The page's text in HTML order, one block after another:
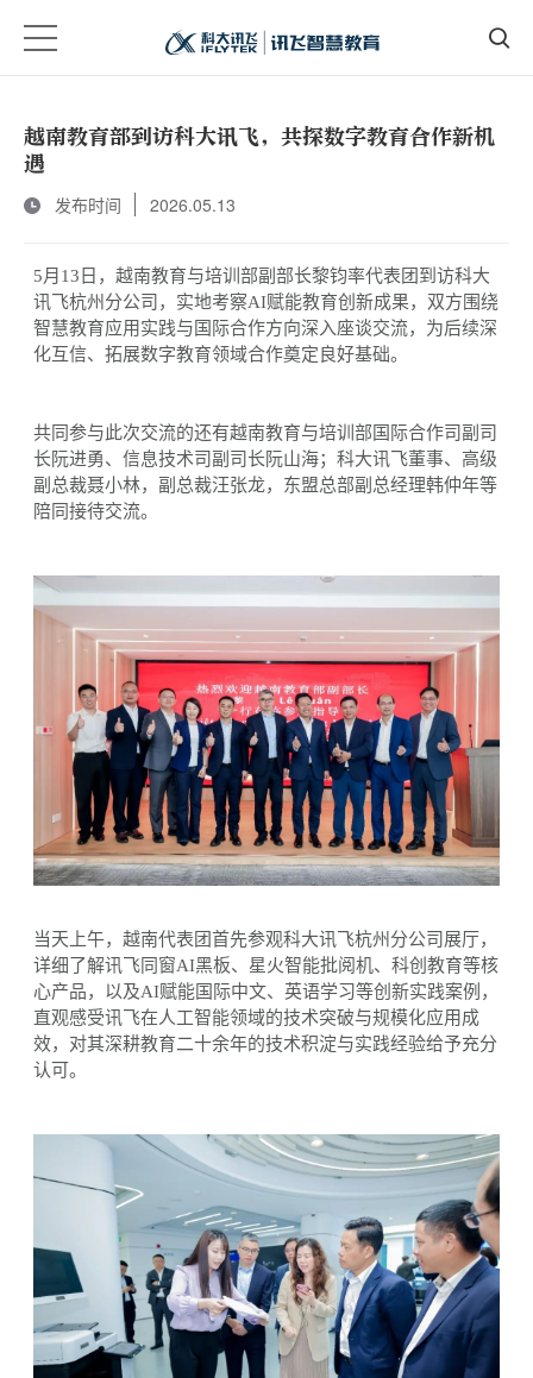
越南教育部到访科大讯飞，共探数字教育合作新机
遇
发布时间 2026.05.13
5月13日，越南教育与培训部副部长黎钧率代表团到访科大
讯飞杭州分公司，实地考察AI赋能教育创新成果，双方围绕
智慧教育应用实践与国际合作方向深入座谈交流，为后续深
化互信、拓展数字教育领域合作奠定良好基础。
共同参与此次交流的还有越南教育与培训部国际合作司副司
长阮进勇、信息技术司副司长阮山海；科大讯飞董事、高级
副总裁聂小林，副总裁汪张龙，东盟总部副总经理韩仲年等
陪同接待交流。
当天上午，越南代表团首先参观科大讯飞杭州分公司展厅，
详细了解讯飞同窗AI黑板、星火智能批阅机、科创教育等核
心产品，以及AI赋能国际中文、英语学习等创新实践案例，
直观感受讯飞在人工智能领域的技术突破与规模化应用成
效，对其深耕教育二十余年的技术积淀与实践经验给予充分
认可。